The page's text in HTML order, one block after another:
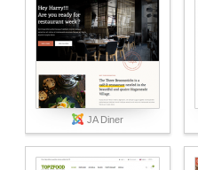
JA Diner